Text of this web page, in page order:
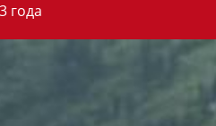
года